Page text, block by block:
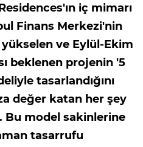
iç mimarı
Finans Merkezi'nin
yükselen ve Eylül-Ekim
beklenen projenin '5
tasarlandığını
değer katan her şey
Bu model sakinlerine
tasarrufu